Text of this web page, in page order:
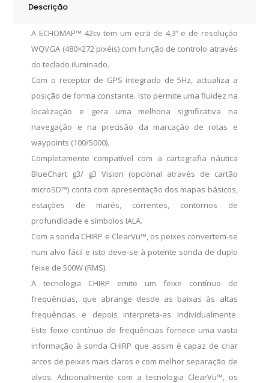
Descrição
A ECHOMAP™ 42cv tem um ecrã de 4,3’’ e de resolução
WQVGA (480×272 pixéis) com função de controlo através
do teclado iluminado.
Com o receptor de GPS integrado de 5Hz, actualiza a
posição de forma constante. Isto permite uma fluidez na
localização e gera uma melhoria significativa na
navegação e na precisão da marcação de rotas e
waypoints (100/5000).
Completamente compatível com a cartografia náutica
BlueChart g3/ g3 Vision (opcional através de cartão
microSD™) conta com apresentação dos mapas básicos,
estações de marés, correntes, contornos de
profundidade e símbolos IALA.
Com a sonda CHIRP e ClearVü™, os peixes convertem-se
num alvo fácil e isto deve-se à potente sonda de duplo
feixe de 500W (RMS).
A tecnologia CHIRP emite um feixe contínuo de
frequências, que abrange desde as baixas às altas
frequências e depois interpreta-as individualmente.
Este feixe contínuo de frequências fornece uma vasta
informação à sonda CHIRP que assim é capaz de criar
arcos de peixes mais claros e com melhor separação de
alvos. Adicionalmente com a tecnologia ClearVü™, os